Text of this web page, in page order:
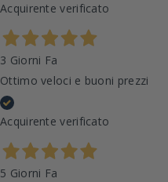
Acquirente verificato
3 Giorni Fa
Ottimo veloci e buoni prezzi
Acquirente verificato
5 Giorni Fa